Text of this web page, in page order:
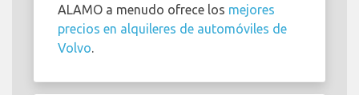
ALAMO a menudo ofrece los mejores
precios en alquileres de automóviles de
Volvo